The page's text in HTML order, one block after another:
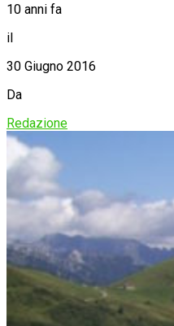
10 anni fa
il
30 Giugno 2016
Da
Redazione